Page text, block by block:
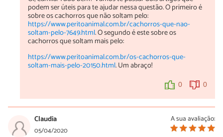
podem ser úteis para te ajudar nessa questão. O primeiro é
sobre os cachorros que não soltam pelo:
https://www.peritoanimal.com.br/cachorros-que-nao-
soltam-pelo-7649.html. O segundo é este sobre os
cachorros que soltam mais pelo:
https://www.peritoanimal.com.br/os-cachorros-que-
soltam-mais-pelo-20150.html. Um abraço!
0 0
A sua avaliação:
Claudia
05/04/2020